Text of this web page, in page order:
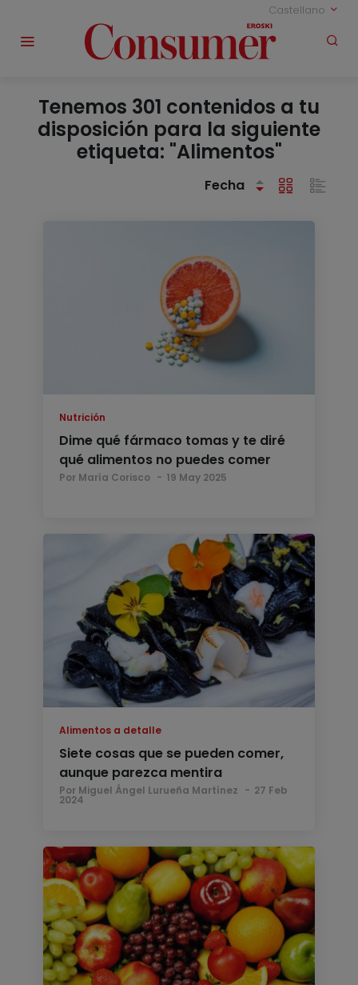
Castellano
Tenemos 301 contenidos a tu
disposición para la siguiente
etiqueta: "Alimentos"
Fecha
Nutrición
Dime qué fármaco tomas y te diré
qué alimentos no puedes comer
Por María Corisco 19 May 2025
Alimentos a detalle
Siete cosas que se pueden comer,
aunque parezca mentira
Por Miguel Ángel Lurueña Martínez 27 Feb
2024